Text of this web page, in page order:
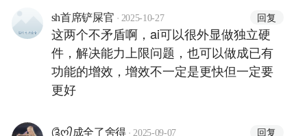
sh首席铲屎官 · 2025-10-27 回复
这两个不矛盾啊，ai可以很外显做独立硬
件，解决能力上限问题，也可以做成已有
功能的增效，增效不一定是更快但一定要
更好
༊ღ᭄成全了舍得 · 2025-09-07 回复